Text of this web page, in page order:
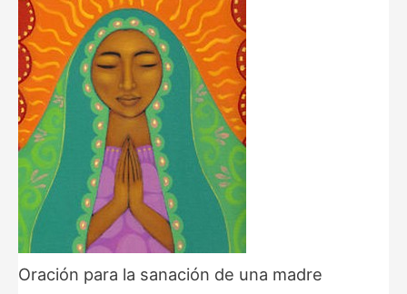
Oración para la sanación de una madre